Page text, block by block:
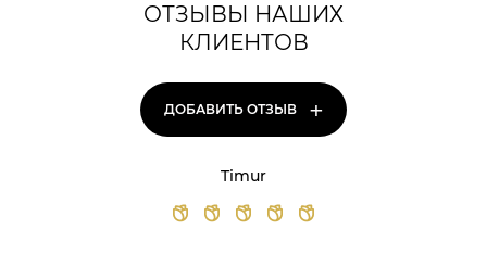
ОТЗЫВЫ НАШИХ
КЛИЕНТОВ
ДОБАВИТЬ ОТЗЫВ +
Timur